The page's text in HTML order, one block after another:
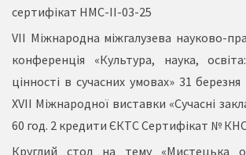
сертифікат НМС-II-03-25
VІІ Міжнародна міжгалузева науково-
конференція «Культура, наука,
цінності в сучасних умовах» 31
ХVІІ Міжнародної виставки «Сучасні
60 год. 2 кредити ЄКТС Сертифікат №
Круглий стол на тему «Мистецька